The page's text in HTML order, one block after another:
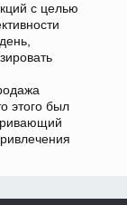
с целью
этого был